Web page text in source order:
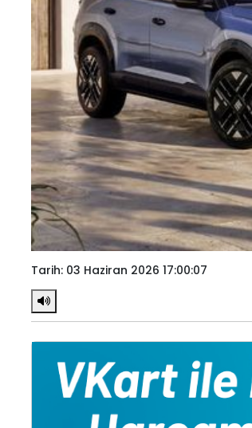
Giriş
Yap
Tarih: 03 Haziran 2026 17:00:07